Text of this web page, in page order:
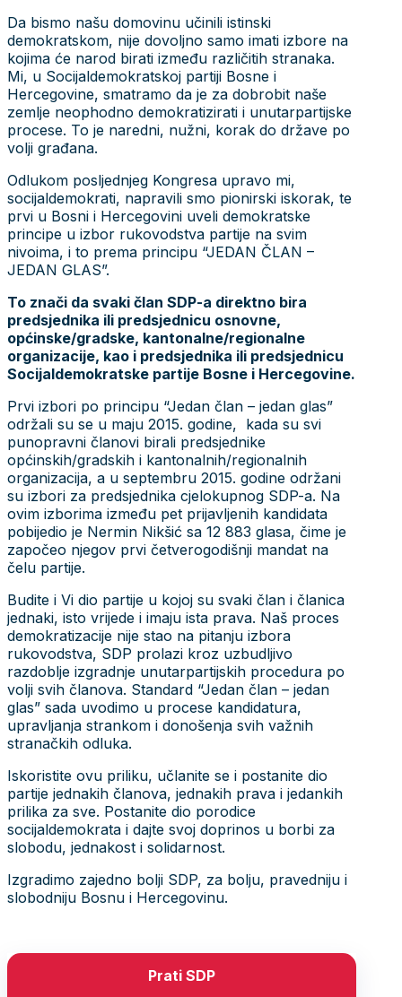
Da bismo našu domovinu učinili istinski
demokratskom, nije dovoljno samo imati izbore na
kojima će narod birati između različitih stranaka.
Mi, u Socijaldemokratskoj partiji Bosne i
Hercegovine, smatramo da je za dobrobit naše
zemlje neophodno demokratizirati i unutarpartijske
procese. To je naredni, nužni, korak do države po
volji građana.
Odlukom posljednjeg Kongresa upravo mi,
socijaldemokrati, napravili smo pionirski iskorak, te
prvi u Bosni i Hercegovini uveli demokratske
principe u izbor rukovodstva partije na svim
nivoima, i to prema principu “JEDAN ČLAN –
JEDAN GLAS”.
To znači da svaki član SDP-a direktno bira
predsjednika ili predsjednicu osnovne,
općinske/gradske, kantonalne/regionalne
organizacije, kao i predsjednika ili predsjednicu
Socijaldemokratske partije Bosne i Hercegovine.
Prvi izbori po principu “Jedan član – jedan glas”
održali su se u maju 2015. godine, kada su svi
punopravni članovi birali predsjednike
općinskih/gradskih i kantonalnih/regionalnih
organizacija, a u septembru 2015. godine održani
su izbori za predsjednika cjelokupnog SDP-a. Na
ovim izborima između pet prijavljenih kandidata
pobijedio je Nermin Nikšić sa 12 883 glasa, čime je
započeo njegov prvi četverogodišnji mandat na
čelu partije.
Budite i Vi dio partije u kojoj su svaki član i članica
jednaki, isto vrijede i imaju ista prava. Naš proces
demokratizacije nije stao na pitanju izbora
rukovodstva, SDP prolazi kroz uzbudljivo
razdoblje izgradnje unutarpartijskih procedura po
volji svih članova. Standard “Jedan član – jedan
glas” sada uvodimo u procese kandidatura,
upravljanja strankom i donošenja svih važnih
stranačkih odluka.
Iskoristite ovu priliku, učlanite se i postanite dio
partije jednakih članova, jednakih prava i jedankih
prilika za sve. Postanite dio porodice
socijaldemokrata i dajte svoj doprinos u borbi za
slobodu, jednakost i solidarnost.
Izgradimo zajedno bolji SDP, za bolju, pravedniju i
slobodniju Bosnu i Hercegovinu.
Prati SDP